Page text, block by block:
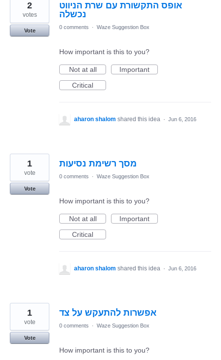
אופס התקשורת עם שרת הניווט
נכשלה
2
votes
Vote
0 comments · Waze Suggestion Box
How important is this to you?
Not at all
Important
Critical
aharon shalom shared this idea · Jun 6, 2016
מסך רשימת נסיעות 1
vote
Vote
0 comments · Waze Suggestion Box
How important is this to you?
Not at all
Important
Critical
aharon shalom shared this idea · Jun 6, 2016
אפשרות להתעקש על צד 1
vote
Vote
0 comments · Waze Suggestion Box
How important is this to you?